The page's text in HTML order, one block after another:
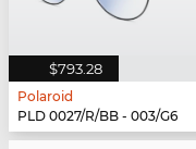
$793.28
Polaroid
PLD 0027/R/BB - 003/G6